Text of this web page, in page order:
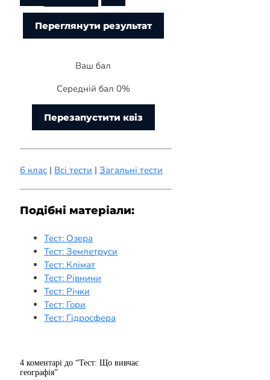
Ваш бал
Середній бал 0%
Перезапустити квіз
6 клас | Всі тести | Загальні тести
Подібні матеріали:
Тест: Озера
Тест: Землетруси
Тест: Клімат
Тест: Рівнини
Тест: Річки
Тест: Гори
Тест: Гідросфера
4 коментарі до “Тест: Що вивчає
географія”